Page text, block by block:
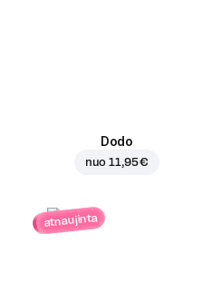
Dodo
nuo11,95 €
atnaujinta